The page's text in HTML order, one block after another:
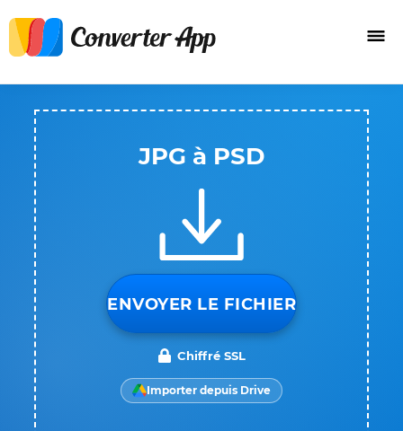
JPG à PSD
ENVOYER LE FICHIER
Chiffré SSL
Importer depuis Drive